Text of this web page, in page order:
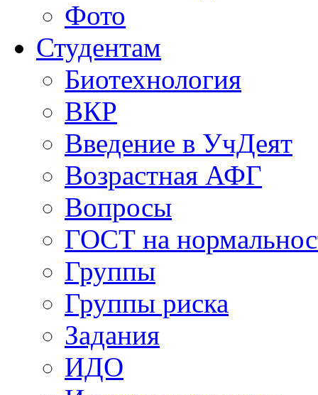
Фото
Студентам
Биотехнология
ВКР
Введение в УчДеят
Возрастная АФГ
Вопросы
ГОСТ на
Группы
Группы риска
Задания
ИДО